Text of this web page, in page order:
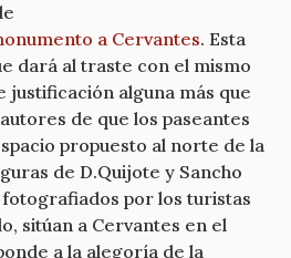
a Cervantes. Esta
dará al traste con el mismo
justificación alguna más que
de que los paseantes
propuesto al norte de la
de D.Quijote y Sancho
por los turistas
sitúan a Cervantes en el
a la alegoría de la